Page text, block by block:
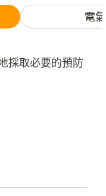
電
採取必要的預防